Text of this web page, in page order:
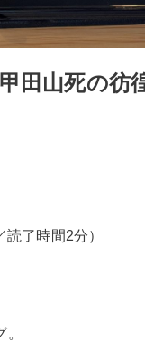
田山死の彷
読了時間2分）